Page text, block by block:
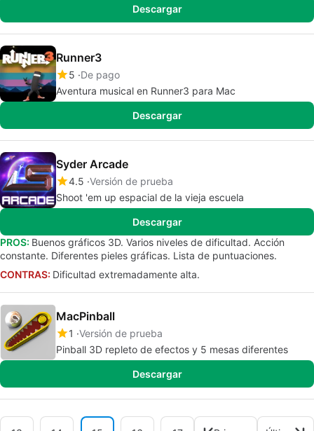
Descargar
Runner3
5 De pago
Aventura musical en Runner3 para Mac
Descargar
Syder Arcade
4.5 Versión de prueba
Shoot 'em up espacial de la vieja escuela
Descargar
PROS: Buenos gráficos 3D. Varios niveles de dificultad. Acción
constante. Diferentes pieles gráficas. Lista de puntuaciones.
CONTRAS: Dificultad extremadamente alta.
MacPinball
1 Versión de prueba
Pinball 3D repleto de efectos y 5 mesas diferentes
Descargar